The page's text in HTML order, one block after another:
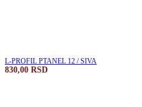
L-PROFIL PTANEL 12 / SIVA
830,00 RSD